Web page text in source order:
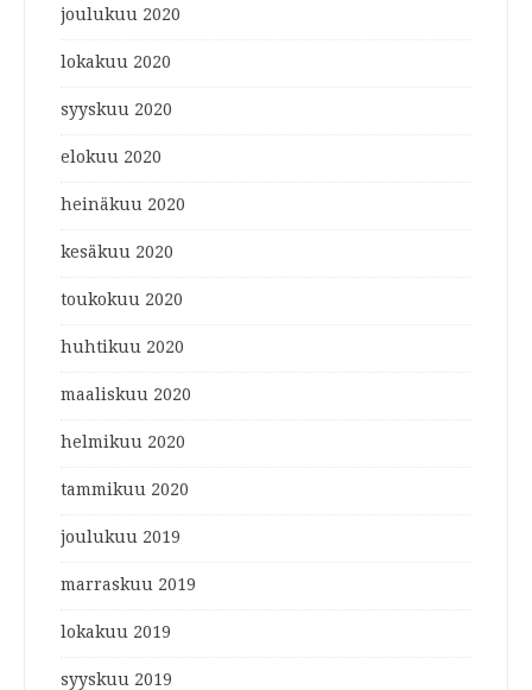
joulukuu 2020
lokakuu 2020
syyskuu 2020
elokuu 2020
heinäkuu 2020
kesäkuu 2020
toukokuu 2020
huhtikuu 2020
maaliskuu 2020
helmikuu 2020
tammikuu 2020
joulukuu 2019
marraskuu 2019
lokakuu 2019
syyskuu 2019